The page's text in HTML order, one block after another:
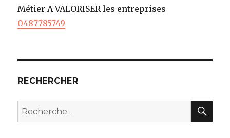
Métier A-VALORISER les entreprises
0487785749
RECHERCHER
Recherche
pour